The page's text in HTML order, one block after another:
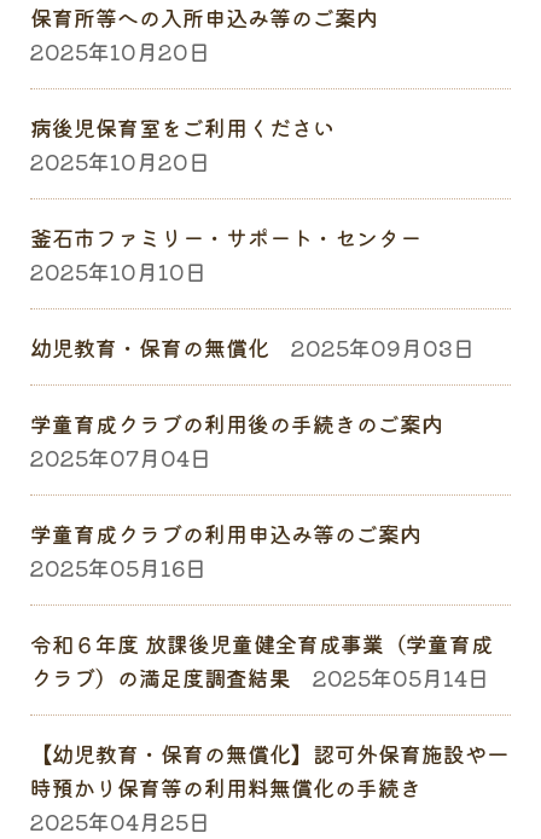
保育所等への入所申込み等のご案内
2025年10月20日
病後児保育室をご利用ください
2025年10月20日
釜石市ファミリー・サポート・センター
2025年10月10日
幼児教育・保育の無償化 2025年09月03日
学童育成クラブの利用後の手続きのご案内
2025年07月04日
学童育成クラブの利用申込み等のご案内
2025年05月16日
令和６年度 放課後児童健全育成事業（学童育成
クラブ）の満足度調査結果
2025年05月14日
【幼児教育・保育の無償化】認可外保育施設や一
時預かり保育等の利用料無償化の手続き
2025年04月25日